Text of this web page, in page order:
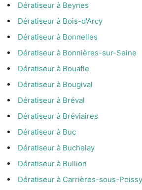
Dératiseur à Beynes
Dératiseur à Bois-d'Arcy
Dératiseur à Bonnelles
Dératiseur à Bonnières-sur-Seine
Dératiseur à Bouafle
Dératiseur à Bougival
Dératiseur à Bréval
Dératiseur à Bréviaires
Dératiseur à Buc
Dératiseur à Buchelay
Dératiseur à Bullion
Dératiseur à Carrières-sous-Poissy